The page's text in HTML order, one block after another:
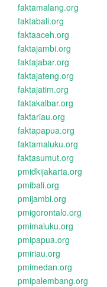
faktamalang.org
faktabali.org
faktaaceh.org
faktajambi.org
faktajabar.org
faktajateng.org
faktajatim.org
faktakalbar.org
faktariau.org
faktapapua.org
faktamaluku.org
faktasumut.org
pmidkijakarta.org
pmibali.org
pmijambi.org
pmigorontalo.org
pmimaluku.org
pmipapua.org
pmiriau.org
pmimedan.org
pmipalembang.org